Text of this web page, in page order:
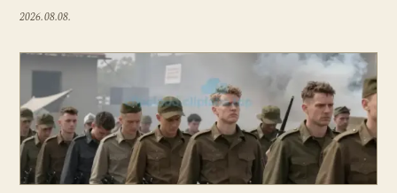
2026.08.08.